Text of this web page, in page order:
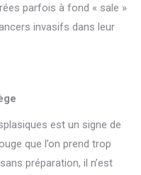
parfois à fond « sale »
invasifs dans leur
est un signe de
que l’on prend trop
préparation, il n’est